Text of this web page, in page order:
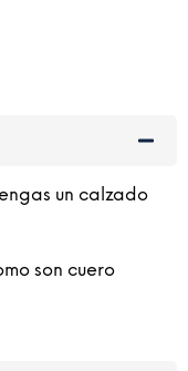
un calzado
son cuero